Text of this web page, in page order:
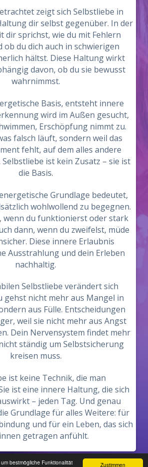
Zustimmen
bestmögliche Funktionalität
zeigt sich Selbstliebe in
dir selbst gegenüber. In der
dir sprichst, wie du mit Fehlern
ob du dich auch in schwierigen
hältst. Diese Haltung wirkt
davon, ob du sie bewusst
wahrnimmst.
Basis, entsteht innere
wird im Außen gesucht,
Erschöpfung nimmt zu.
falsch läuft, sondern weil das
fehlt, auf dem alles andere
ist kein Zusatz – sie ist
die Basis.
Grundlage bedeutet,
wohlwollend zu begegnen.
wenn du funktionierst oder stark
dann, wenn du zweifelst, müde
Diese innere Erlaubnis
Ausstrahlung und dein Erleben
nachhaltig.
Selbstliebe verändert sich
gehst nicht mehr aus Mangel in
aus Fülle. Entscheidungen
weil sie nicht mehr aus Angst
Dein Nervensystem findet mehr
ständig um Selbstsicherung
kreisen muss.
ist keine Technik, die man
ist eine innere Haltung, die sich
– jeden Tag. Und genau
Grundlage für alles Weitere: für
und für ein Leben, das sich
getragen anfühlt.